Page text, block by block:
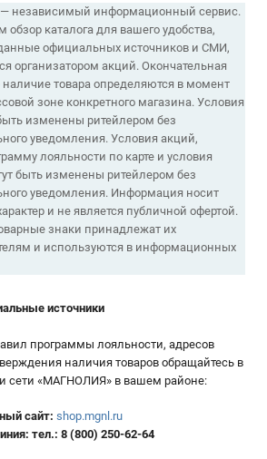
независимый информационный сервис.
каталога для вашего удобства,
официальных источников и СМИ,
организатором акций. Окончательная
наличие товара определяются в момент
зоне конкретного магазина. Условия
изменены ритейлером без
уведомления. Условия акций,
лояльности по карте и условия
быть изменены ритейлером без
уведомления. Информация носит
и не является публичной офертой.
знаки принадлежат их
и используются в информационных
источники
программы лояльности, адресов
наличия товаров обращайтесь в
сети «МАГНОЛИЯ» в вашем районе:
сайт: shop.mgnl.ru
тел.: 8 (800) 250-62-64